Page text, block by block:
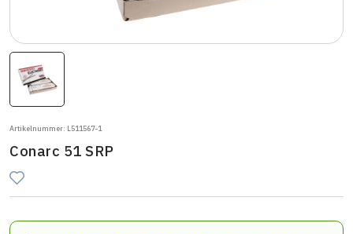
Artikelnummer: L511567-1
Conarc 51 SRP